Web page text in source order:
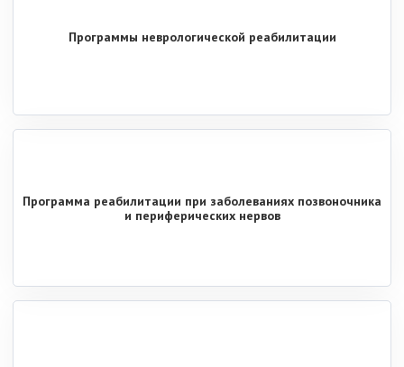
Программы неврологической реабилитации
Программа реабилитации при заболеваниях позвоночника
и периферических нервов